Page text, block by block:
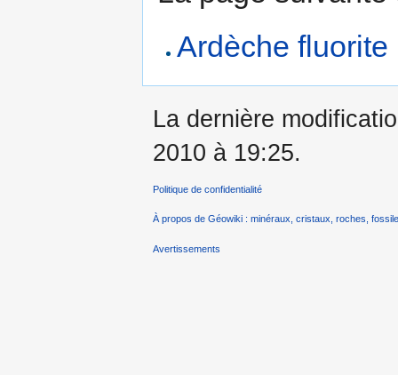
Ardèche fluorite
La dernière
2010 à 19:25.
Politique de confidentialité
À propos de Géowiki : minéraux, cristaux, roches,
Avertissements